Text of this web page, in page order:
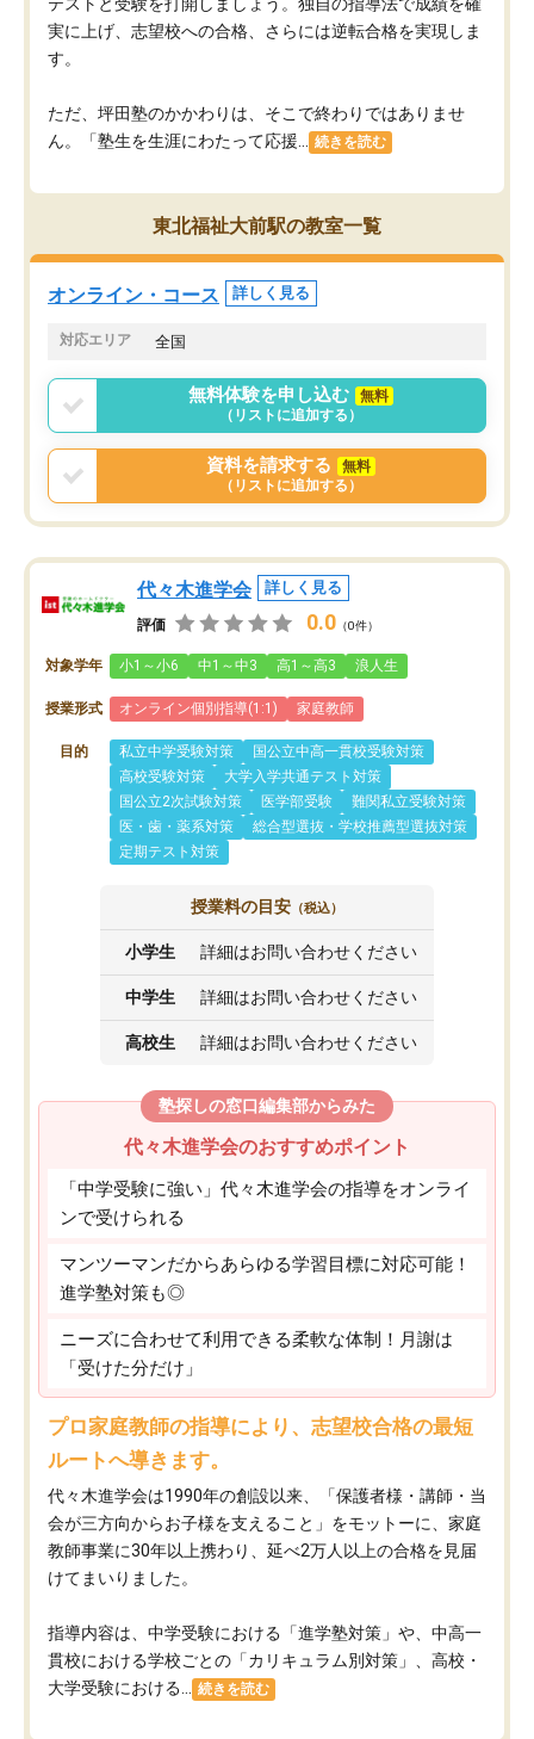
実に上げ、志望校への合格、さらには逆転合格を実現しま
す。
ただ、坪田塾のかかわりは、そこで終わりではありませ
ん。「塾生を生涯にわたって応援...
続きを読む
東北福祉大前駅の教室一覧
オンライン・コース 詳しく見る
対応エリア 全国
無料体験を申し込む
無料
（リストに追加する）
資料を請求する
無料
（リストに追加する）
代々木進学会 詳しく見る
評価 0.0 （0件）
対象学年 小1～小6 中1～中3 高1～高3 浪人生
授業形式 オンライン個別指導(1:1) 家庭教師
目的 私立中学受験対策
国公立中高一貫校受験対策
高校受験対策
大学入学共通テスト対策
国公立2次試験対策
医学部受験
難関私立受験対策
医・歯・薬系対策
総合型選抜・学校推薦型選抜対策
定期テスト対策
授業料の目安 （税込）
小学生 詳細はお問い合わせください
中学生 詳細はお問い合わせください
高校生 詳細はお問い合わせください
塾探しの窓口編集部からみた
代々木進学会のおすすめポイント
「中学受験に強い」代々木進学会の指導をオンライ
ンで受けられる
マンツーマンだからあらゆる学習目標に対応可能！
進学塾対策も◎
ニーズに合わせて利用できる柔軟な体制！月謝は
「受けた分だけ」
プロ家庭教師の指導により、志望校合格の最短
ルートへ導きます。
代々木進学会は1990年の創設以来、「保護者様・講師・当
会が三方向からお子様を支えること」をモットーに、家庭
教師事業に30年以上携わり、延べ2万人以上の合格を見届
けてまいりました。
指導内容は、中学受験における「進学塾対策」や、中高一
貫校における学校ごとの「カリキュラム別対策」、高校・
大学受験における...
続きを読む